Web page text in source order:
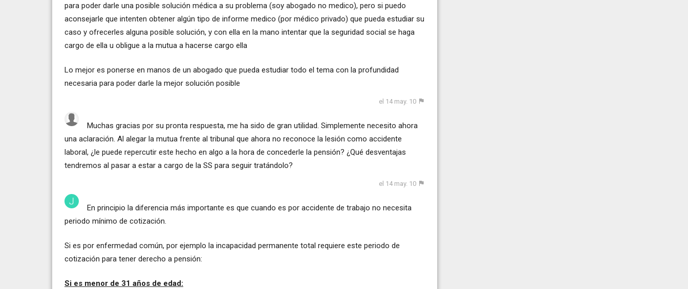
para poder darle una posible solución médica a su problema (soy abogado no medico), pero si puedo
aconsejarle que intenten obtener algún tipo de informe medico (por médico privado) que pueda estudiar su
caso y ofrecerles alguna posible solución, y con ella en la mano intentar que la seguridad social se haga
cargo de ella u obligue a la mutua a hacerse cargo ella
Lo mejor es ponerse en manos de un abogado que pueda estudiar todo el tema con la profundidad
necesaria para poder darle la mejor solución posible
el 14 may. 10
Muchas gracias por su pronta respuesta, me ha sido de gran utilidad. Simplemente necesito ahora
una aclaración. Al alegar la mutua frente al tribunal que ahora no reconoce la lesión como accidente
laboral, ¿le puede repercutir este hecho en algo a la hora de concederle la pensión? ¿Qué desventajas
tendremos al pasar a estar a cargo de la SS para seguir tratándolo?
el 14 may. 10
En principio la diferencia más importante es que cuando es por accidente de trabajo no necesita
periodo mínimo de cotización.
Si es por enfermedad común, por ejemplo la incapacidad permanente total requiere este periodo de
cotización para tener derecho a pensión:
Si es menor de 31 años de edad: